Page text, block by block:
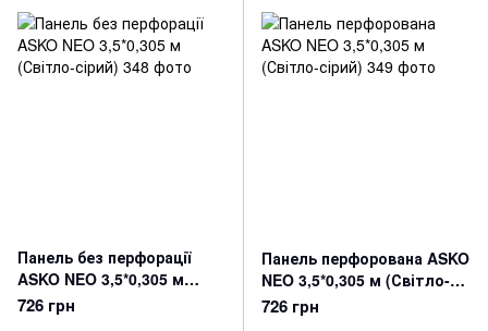
Панель без перфорації
ASKO NEO 3,5*0,305 м
(Світло-сірий)
726 грн
Панель перфорована ASKO
NEO 3,5*0,305 м (Світло-
сірий)
726 грн